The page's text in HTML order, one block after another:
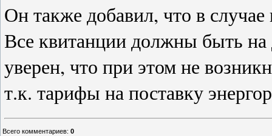
Он также добавил, что в
Все квитанции должны быть
уверен, что при этом не
т.к. тарифы на поставку
Всего комментариев: 0